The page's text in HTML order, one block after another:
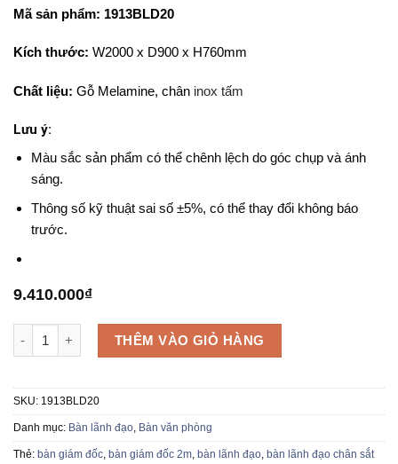
Mã sản phẩm: 1913BLD20
Kích thước: W2000 x D900 x H760mm
Chất liệu: Gỗ Melamine, chân inox tấm
Lưu ý:
Màu sắc sản phẩm có thể chênh lệch do góc chụp và ánh
sáng.
Thông số kỹ thuật sai số ±5%, có thể thay đổi không báo
trước.
9.410.000₫
Bàn lãnh đạo 1913BLD20 số lượng
THÊM VÀO GIỎ HÀNG
SKU: 1913BLD20
Danh mục: Bàn lãnh đạo, Bàn văn phòng
Thẻ: bàn giám đốc, bàn giám đốc 2m, bàn lãnh đạo, bàn lãnh đạo chân sắt